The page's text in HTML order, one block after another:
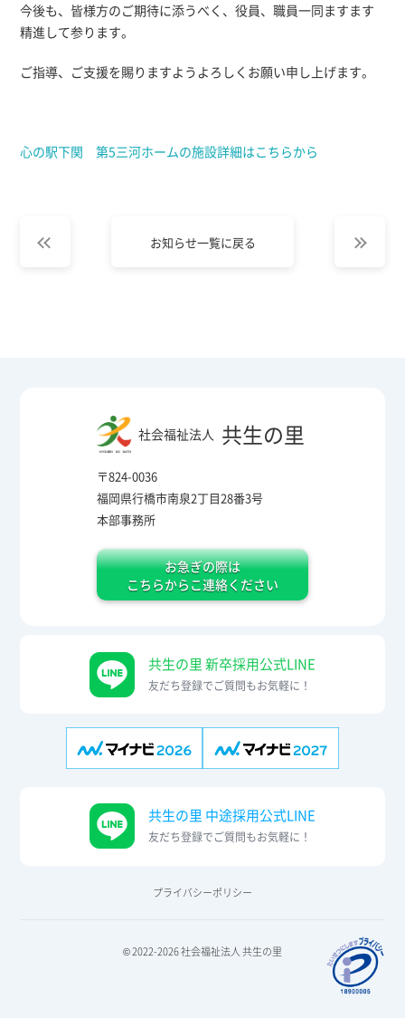
今後も、皆様方のご期待に添うべく、役員、職員一同ますます
精進して参ります。
ご指導、ご支援を賜りますようよろしくお願い申し上げます。
心の駅下関 第5三河ホームの施設詳細はこちらから
お知らせ一覧に戻る
社会福祉法人 共生の里
〒824-0036
福岡県行橋市南泉2丁目28番3号
本部事務所
お急ぎの際は
こちらからこ連絡ください
共生の里 新卒採用公式LINE
友だち登録でご質問もお気軽に！
共生の里 中途採用公式LINE
友だち登録でご質問もお気軽に！
プライバシーポリシー
© 2022-2026 社会福祉法人 共生の里